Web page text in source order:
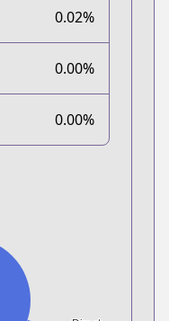
0.02%
0.00%
0.00%